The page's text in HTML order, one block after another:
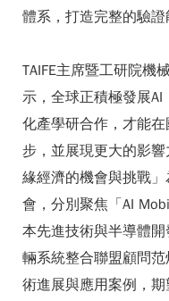
體系，打造完整的驗證
TAIFE主席暨工研院機
示，全球正積極發展
化產學研合作，才能
步，並展現更大的影
緣經濟的機會與挑戰
會，分別聚焦「AI
本先進技術與半導體
輛系統整合聯盟顧問
術進展與應用案例，